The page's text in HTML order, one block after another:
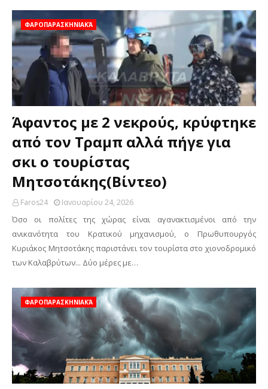
ΦΑΡΟΠΑΡΑΣΚΗΝΙΑΚΆ
Άφαντος με 2 νεκρούς, κρύφτηκε
από τον Τραμπ αλλά πήγε για
σκι ο τουρίστας
Μητσοτάκης(Βίντεο)
Faros24 Ιανουαρίου 24, 2026
Όσο οι πολίτες της χώρας είναι αγανακτισμένοι από την
ανικανότητα του Κρατικού μηχανισμού, ο Πρωθυπουργός
Κυριάκος Μητσοτάκης παριστάνει τον τουρίστα στο χιονοδρομικό
των Καλαβρύτων... Δύο μέρες με…
ΦΑΡΟΠΑΡΑΣΚΗΝΙΑΚΆ